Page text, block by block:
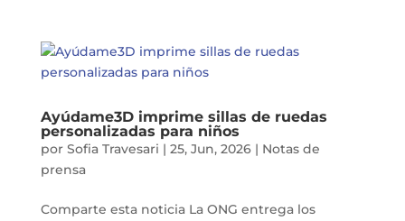
Ayúdame3D imprime sillas de ruedas
personalizadas para niños
por Sofia Travesari | 25, Jun, 2026| Notas de
prensa
Comparte esta noticia La ONG entrega los